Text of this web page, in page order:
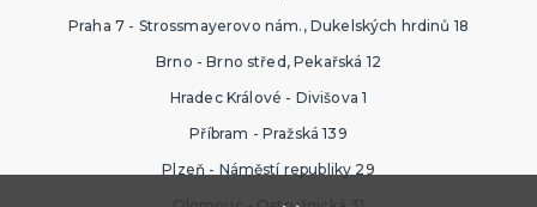
Praha 7 - Strossmayerovo nám., Dukelských hrdinů 18
Brno - Brno střed, Pekařská 12
Hradec Králové - Divišova 1
Příbram - Pražská 139
Plzeň - Náměstí republiky 29